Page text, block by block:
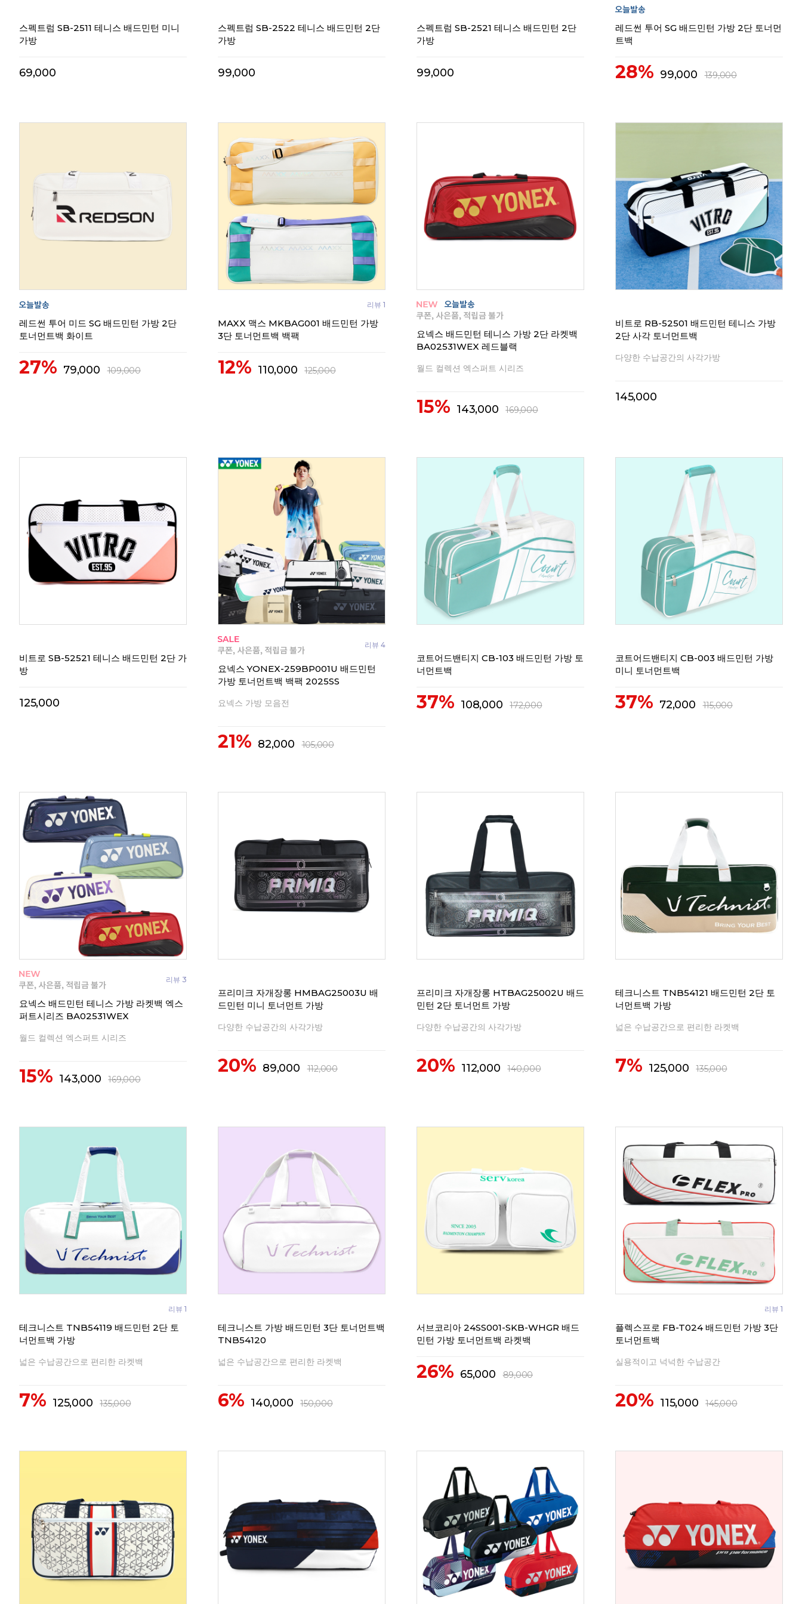
스펙트럼 SB-2511 테니스 배드민턴 미니
가방
69,000
스펙트럼 SB-2522 테니스 배드민턴 2단
가방
99,000
스펙트럼 SB-2521 테니스 배드민턴 2단
가방
99,000
레드썬 투어 SG 배드민턴 가방 2단 토너먼
트백
28% 99,000 139,000
레드썬 투어 미드 SG 배드민턴 가방 2단
토너먼트백 화이트
27% 79,000 109,000
리뷰 1
MAXX 맥스 MKBAG001 배드민턴 가방
3단 토너먼트백 백팩
12% 110,000 125,000
요넥스 배드민턴 테니스 가방 2단 라켓백
BA02531WEX 레드블랙
월드 컬렉션 엑스퍼트 시리즈
15% 143,000 169,000
비트로 RB-52501 배드민턴 테니스 가방
2단 사각 토너먼트백
다양한 수납공간의 사각가방
145,000
비트로 SB-52521 테니스 배드민턴 2단 가
방
125,000
리뷰 4
요넥스 YONEX-259BP001U 배드민턴
가방 토너먼트백 백팩 2025SS
요넥스 가방 모음전
21% 82,000 105,000
코트어드밴티지 CB-103 배드민턴 가방 토
너먼트백
37% 108,000 172,000
코트어드밴티지 CB-003 배드민턴 가방
미니 토너먼트백
37% 72,000 115,000
리뷰 3
요넥스 배드민턴 테니스 가방 라켓백 엑스
퍼트시리즈 BA02531WEX
월드 컬렉션 엑스퍼트 시리즈
15% 143,000 169,000
프리미크 자개장롱 HMBAG25003U 배
드민턴 미니 토너먼트 가방
다양한 수납공간의 사각가방
20% 89,000 112,000
프리미크 자개장롱 HTBAG25002U 배드
민턴 2단 토너먼트 가방
다양한 수납공간의 사각가방
20% 112,000 140,000
테크니스트 TNB54121 배드민턴 2단 토
너먼트백 가방
넓은 수납공간으로 편리한 라켓백
7% 125,000 135,000
리뷰 1
테크니스트 TNB54119 배드민턴 2단 토
너먼트백 가방
넓은 수납공간으로 편리한 라켓백
7% 125,000 135,000
테크니스트 가방 배드민턴 3단 토너먼트백
TNB54120
넓은 수납공간으로 편리한 라켓백
6% 140,000 150,000
서브코리아 24SS001-SKB-WHGR 배드
민턴 가방 토너먼트백 라켓백
26% 65,000 89,000
리뷰 1
플렉스프로 FB-T024 배드민턴 가방 3단
토너먼트백
실용적이고 넉넉한 수납공간
20% 115,000 145,000